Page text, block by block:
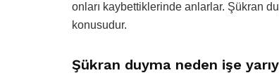
onları kaybettiklerinde anlarlar. Şükran
konusudur.
Şükran duyma neden işe